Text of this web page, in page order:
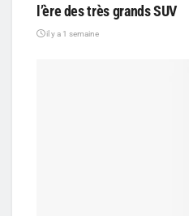
l’ère des très grands SUV
il y a 1 semaine